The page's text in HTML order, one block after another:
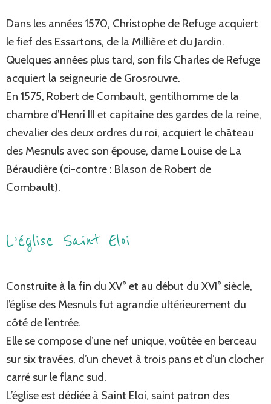
Dans les années 1570, Christophe de Refuge acquiert
le fief des Essartons, de la Millière et du Jardin.
Quelques années plus tard, son fils Charles de Refuge
acquiert la seigneurie de Grosrouvre.
En 1575, Robert de Combault, gentilhomme de la
chambre d’Henri III et capitaine des gardes de la reine,
chevalier des deux ordres du roi, acquiert le château
des Mesnuls avec son épouse, dame Louise de La
Béraudière (ci-contre : Blason de Robert de
Combault).
L’église Saint Eloi
Construite à la fin du XV° et au début du XVI° siècle,
l’église des Mesnuls fut agrandie ultérieurement du
côté de l’entrée.
Elle se compose d’une nef unique, voûtée en berceau
sur six travées, d’un chevet à trois pans et d’un clocher
carré sur le flanc sud.
L’église est dédiée à Saint Eloi, saint patron des